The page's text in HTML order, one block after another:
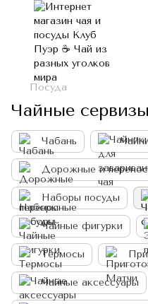
Посуда
Чайные сервизы
Чабань
Дорожные и
Наборы посуды
Чайные фигурки
Термосы
Чайные аксессуары